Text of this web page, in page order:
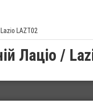
Lazio LAZT02
Лаціо /